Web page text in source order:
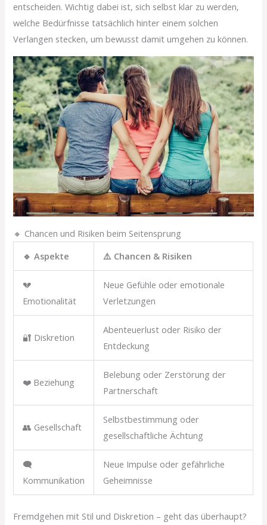
entscheiden. Wichtig dabei ist, sich selbst klar zu werden,
welche Bedürfnisse tatsächlich hinter einem solchen
Verlangen stecken, um bewusst damit umgehen zu können.
🔸 Chancen und Risiken beim Seitensprung
🔹 Aspekte
⚠️ Chancen & Risiken
💔
Emotionalität
Neue Gefühle oder emotionale
Verletzungen
🔐 Diskretion
Abenteuerlust oder Risiko der
Entdeckung
❤️ Beziehung
Belebung oder Zerstörung der
Partnerschaft
👥 Gesellschaft
Selbstbestimmung oder
gesellschaftliche Ächtung
🗨
Kommunikation
Neue Impulse oder gefährliche
Geheimnisse
Fremdgehen mit Stil und Diskretion – geht das überhaupt?